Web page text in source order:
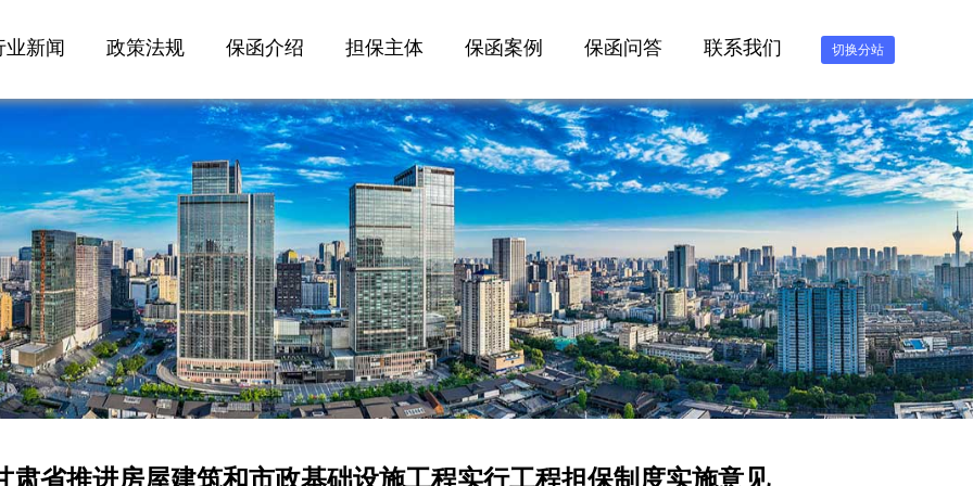
切换分站
业新闻 政策法规 保函介绍 担保主体 保函案例 保函问答 联系我们
肃省推进房屋建筑和市政基础设施工程实行工程担保制度实施意见